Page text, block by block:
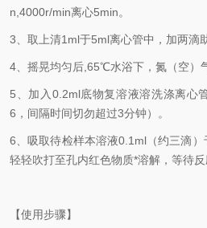
n,4000r/min离心5min。
3、取上清1ml于5ml离心管中，加两滴
4、摇晃均匀后,65℃水浴下，氮（空）
5、加入0.2ml底物复溶液溶洗涤离心
6，间隔时间切勿超过3分钟）。
6、吸取待检样本溶液0.1ml（约三滴
轻轻吹打至孔内红色物质*溶解，等待反
【使用步骤】